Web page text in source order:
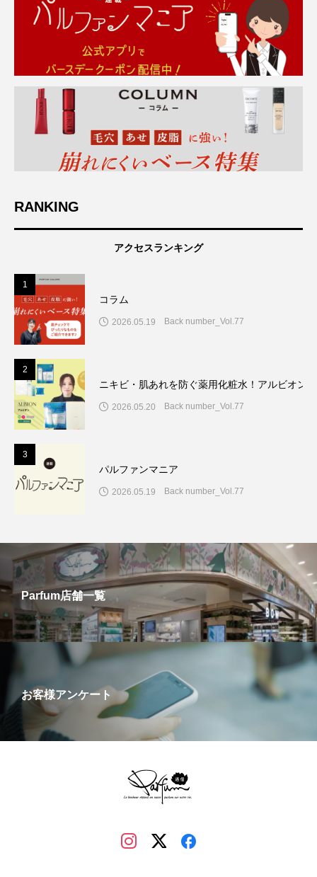
RANKING
アクセスランキング
1
コラム
2026.05.19 Back number_Vol.77
2
ニキビ・肌あれを防ぐ薬用化粧水！アルビオン
2026.05.20 Back number_Vol.77
3
パルファンマニア
2026.05.19 Back number_Vol.77
Parfum店舗一覧
お客様アンケート